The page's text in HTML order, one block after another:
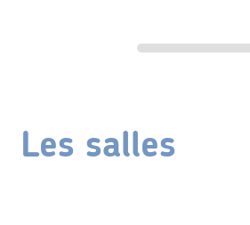
Les salles